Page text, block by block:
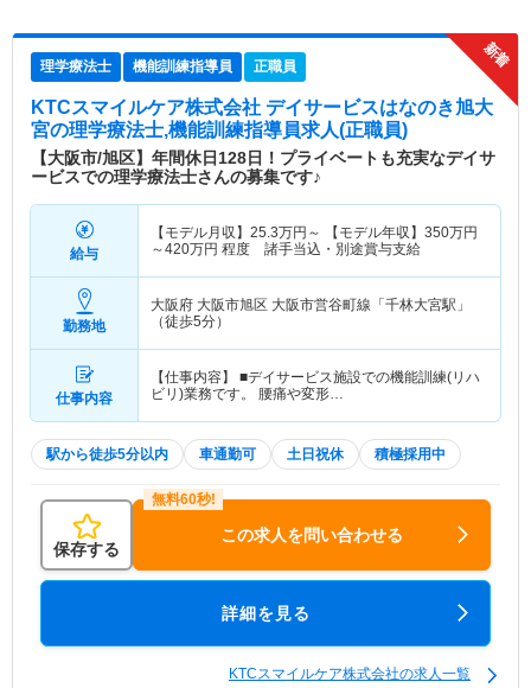
理学療法士 機能訓練指導員 正職員
KTCスマイルケア株式会社 デイサービスはなのき旭大
宮の理学療法士,機能訓練指導員求人(正職員)
【大阪市/旭区】年間休日128日！プライベートも充実なデイサ
ービスでの理学療法士さんの募集です♪
給与
【モデル月収】 25.3万円～ 【モデル年収】 350万円
～420万円 程度 諸手当込・別途賞与支給
勤務地
大阪府 大阪市旭区 大阪市営谷町線「千林大宮駅」
（徒歩5分）
仕事内容
【仕事内容】 ■デイサービス施設での機能訓練(リハ
ビリ)業務です。 腰痛や変形…
駅から徒歩5分以内 車通勤可 土日祝休 積極採用中
保存する
この求人を問い合わせる
詳細を見る
KTCスマイルケア株式会社の求人一覧